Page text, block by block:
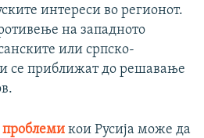
интереси во регионот.
на западното
или српско-
се приближат до решавање
проблеми кои Русија може да